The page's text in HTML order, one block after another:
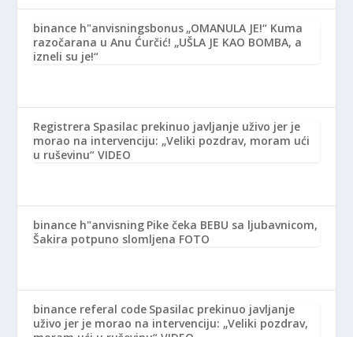
binance h"anvisningsbonus „OMANULA JE!“ Kuma
razočarana u Anu Ćurčić! „UŠLA JE KAO BOMBA, a
izneli su je!“
Registrera Spasilac prekinuo javljanje uživo jer je
morao na intervenciju: „Veliki pozdrav, moram ući
u ruševinu“ VIDEO
binance h"anvisning Pike čeka BEBU sa ljubavnicom,
Šakira potpuno slomljena FOTO
binance referal code Spasilac prekinuo javljanje
uživo jer je morao na intervenciju: „Veliki pozdrav,